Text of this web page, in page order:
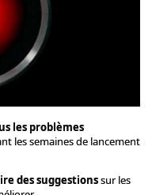
les problèmes
les semaines de lancement
des suggestionssur les